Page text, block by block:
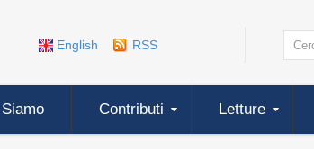
English RSS
Contributi Letture